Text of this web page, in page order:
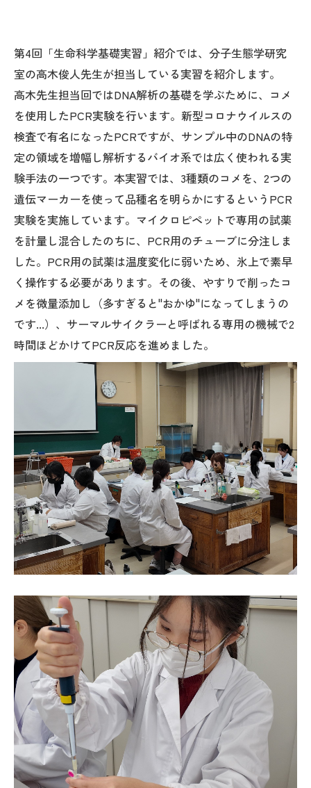
第4回「生命科学基礎実習」紹介では、分子生態学研究
室の高木俊人先生が担当している実習を紹介します。
高木先生担当回ではDNA解析の基礎を学ぶために、コメ
を使用したPCR実験を行います。新型コロナウイルスの
検査で有名になったPCRですが、サンプル中のDNAの特
定の領域を増幅し解析するバイオ系では広く使われる実
験手法の一つです。本実習では、3種類のコメを、2つの
遺伝マーカーを使って品種名を明らかにするというPCR
実験を実施しています。マイクロピペットで専用の試薬
を計量し混合したのちに、PCR用のチューブに分注しま
した。PCR用の試薬は温度変化に弱いため、氷上で素早
く操作する必要があります。その後、やすりで削ったコ
メを微量添加し（多すぎると"おかゆ"になってしまうの
です...）、サーマルサイクラーと呼ばれる専用の機械で2
時間ほどかけてPCR反応を進めました。